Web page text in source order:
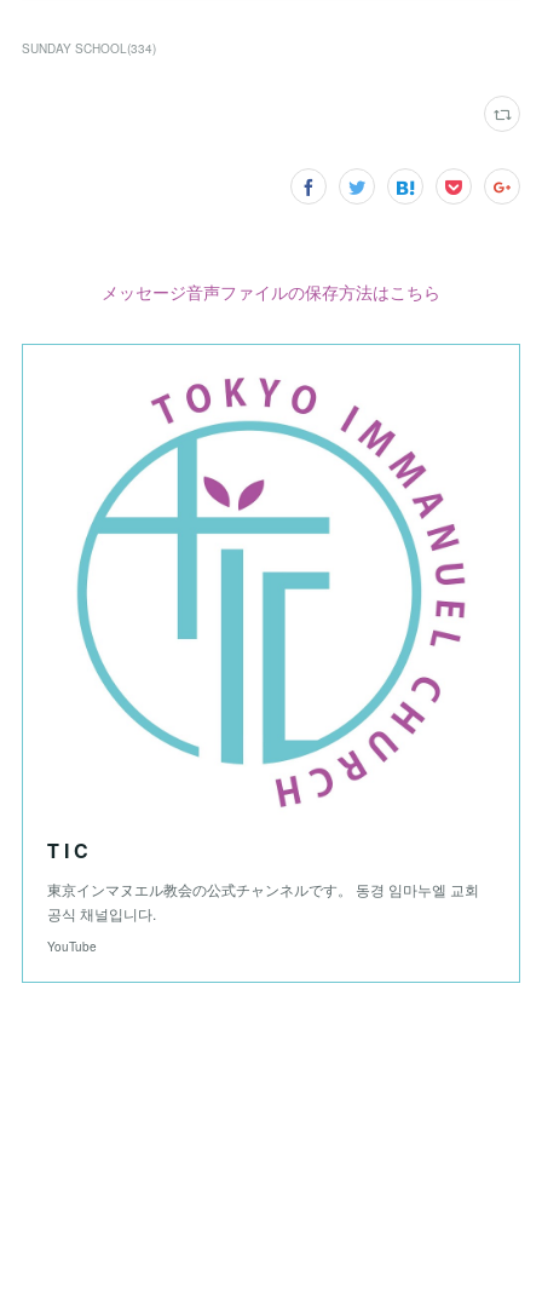
SUNDAY SCHOOL(334)
メッセージ音声ファイルの保存方法はこちら
T I C
東京インマヌエル教会の公式チャンネルです。 동경 임마누엘 교회
공식 채널입니다.
YouTube